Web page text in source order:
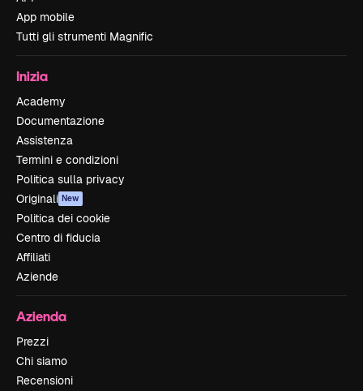
App mobile
Tutti gli strumenti Magnific
Inizia
Academy
Documentazione
Assistenza
Termini e condizioni
Politica sulla privacy
Originali New
Politica dei cookie
Centro di fiducia
Affiliati
Aziende
Azienda
Prezzi
Chi siamo
Recensioni